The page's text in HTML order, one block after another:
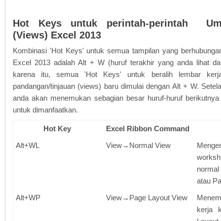
Hot Keys untuk perintah-perintah
(Views) Excel 2013
Kombinasi 'Hot Keys' untuk semua tampilan yang
Excel 2013 adalah Alt + W (huruf terakhir yang anda lihat
karena itu, semua 'Hot Keys' untuk beralih lembar
pandangan/tinjauan (views) baru dimulai dengan Alt + W.
anda akan menemukan sebagian besar huruf-huruf
untuk dimanfaatkan.
Hot Key
Excel Ribbon Command
Alt+WL
View→Normal View
atau
Alt+WP
View→Page Layout View
kerja